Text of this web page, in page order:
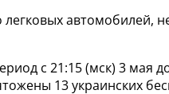
автомобилей,
с 21:15 (мск) 3 мая
13 украинских